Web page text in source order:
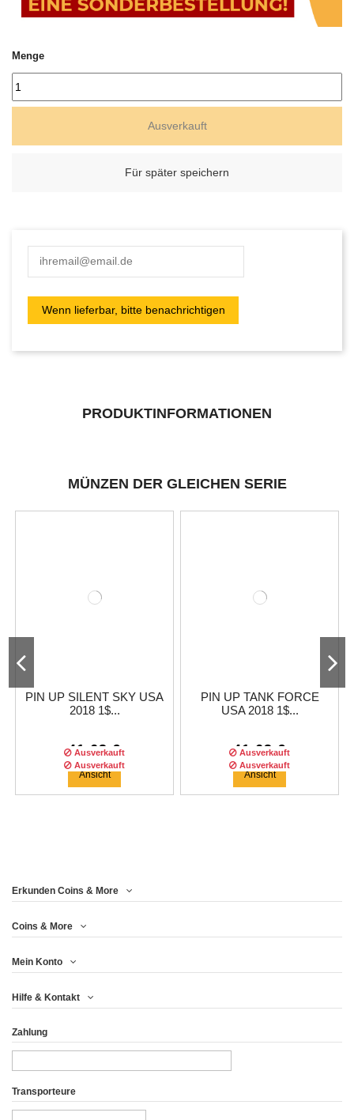
Menge
Ausverkauft
Für später speichern
PRODUKTINFORMATIONEN
MÜNZEN DER GLEICHEN SERIE
PIN UP SILENT SKY USA
2018 1$...
41,63 €
Ausverkauft
Ansicht
PIN UP TANK FORCE
USA 2018 1$...
41,63 €
Ausverkauft
Ansicht
1$ LIBERTY...
41,63 €
Ausverkauft
41,63 €
Ausverkauft
Erkunden Coins & More
Coins & More
Mein Konto
Hilfe & Kontakt
Zahlung
Transporteure